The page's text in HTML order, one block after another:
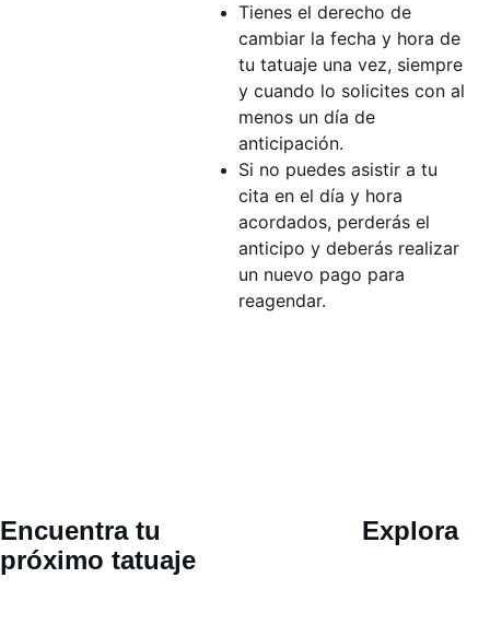
Tienes el derecho de
cambiar la fecha y hora de
tu tatuaje una vez, siempre
y cuando lo solicites con al
menos un día de
anticipación.
Si no puedes asistir a tu
cita en el día y hora
acordados, perderás el
anticipo y deberás realizar
un nuevo pago para
reagendar.
Explora
Encuentra tu
próximo tatuaje